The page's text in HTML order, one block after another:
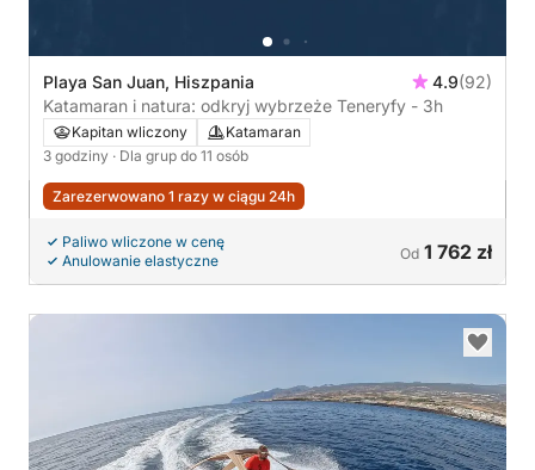
Playa San Juan, Hiszpania 4.9(92)
Katamaran i natura: odkryj wybrzeże Teneryfy - 3h
Kapitan wliczony
Katamaran
3 godziny · Dla grup do 11 osób
Zarezerwowano 1 razy w ciągu 24h
Paliwo wliczone w cenę
Anulowanie elastyczne
Od 1 762 zł